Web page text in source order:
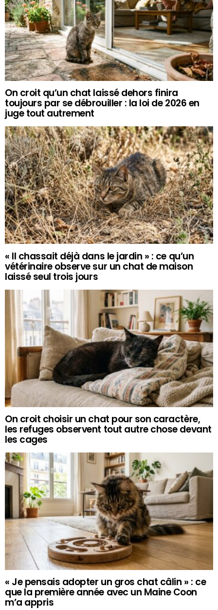
On croit qu’un chat laissé dehors finira
toujours par se débrouiller : la loi de 2026 en
juge tout autrement
« Il chassait déjà dans le jardin » : ce qu’un
vétérinaire observe sur un chat de maison
laissé seul trois jours
On croit choisir un chat pour son caractère,
les refuges observent tout autre chose devant
les cages
« Je pensais adopter un gros chat câlin » : ce
que la première année avec un Maine Coon
m’a appris